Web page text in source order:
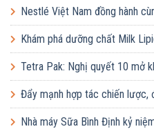
học đường
Nestlé Việt Nam đồng hành
lớp dạy bơi mô hình điểm cho
Khám phá dưỡng chất Milk
Tetra Pak: Nghị quyết 10 mở
nghiệp FDI và doanh nghiệp
Đẩy mạnh hợp tác chiến lược,
trường học
Nhà máy Sữa Bình Định kỷ